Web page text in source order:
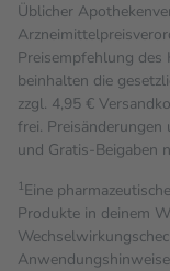
Üblicher
Preisempfehlung des
beinhalten die
zzgl. 4,95 €
frei.
und Gratis-Beigaben
1Eine
Produkte in deinem